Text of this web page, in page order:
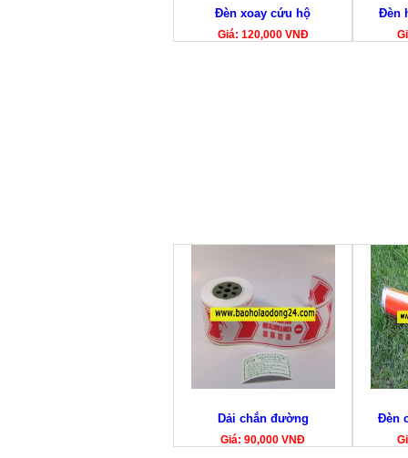
Đèn xoay cứu hộ
Giá: 120,000 VNĐ
Đèn
Dải chắn đường
Giá: 90,000 VNĐ
Đèn